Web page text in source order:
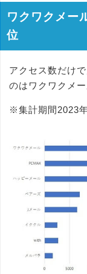
ワクワクメー
位
アクセス数だけ
のはワクワクメー
※集計期間2023